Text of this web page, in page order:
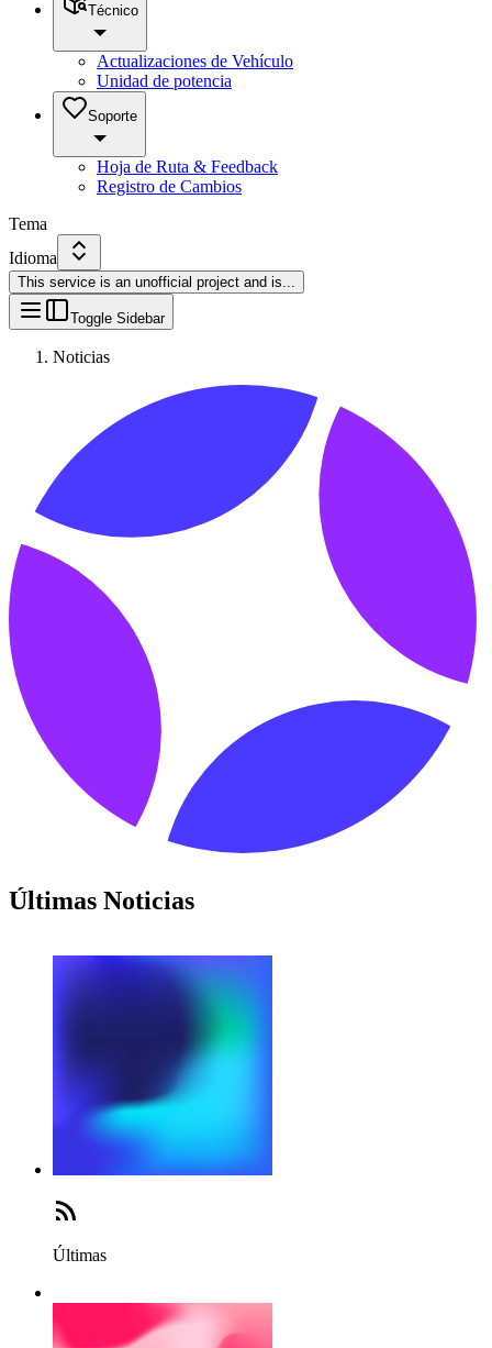
Técnico
Actualizaciones de Vehículo
Unidad de potencia
Soporte
Hoja de Ruta & Feedback
Registro de Cambios
Tema
Idioma
This service is an unofficial project and is...
Toggle Sidebar
Noticias
Últimas Noticias
Últimas